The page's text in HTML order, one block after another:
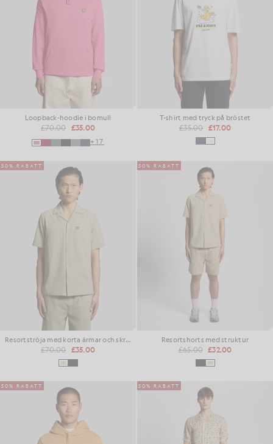
Loopback-hoodie i bomull
£70.00 £35.00
+17
T-shirt med tryck på bröstet
£35.00 £17.00
50% RABATT
Resortströja med korta ärmar och skrynklig textur
£70.00 £35.00
50% RABATT
Resortshorts med struktur
£65.00 £32.00
50% RABATT 50% RABATT